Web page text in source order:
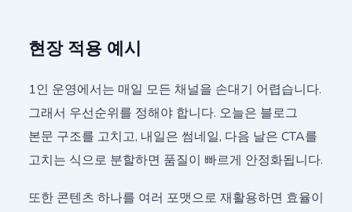
현장 적용 예시
1인 운영에서는 매일 모든 채널을 손대기 어렵습니다.
그래서 우선순위를 정해야 합니다. 오늘은 블로그
본문 구조를 고치고, 내일은 썸네일, 다음 날은 CTA를
고치는 식으로 분할하면 품질이 빠르게 안정화됩니다.
또한 콘텐츠 하나를 여러 포맷으로 재활용하면 효율이